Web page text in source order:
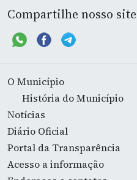
Compartilhe nosso site
O Município
História do Município
Notícias
Diário Oficial
Portal da Transparência
Acesso a informação